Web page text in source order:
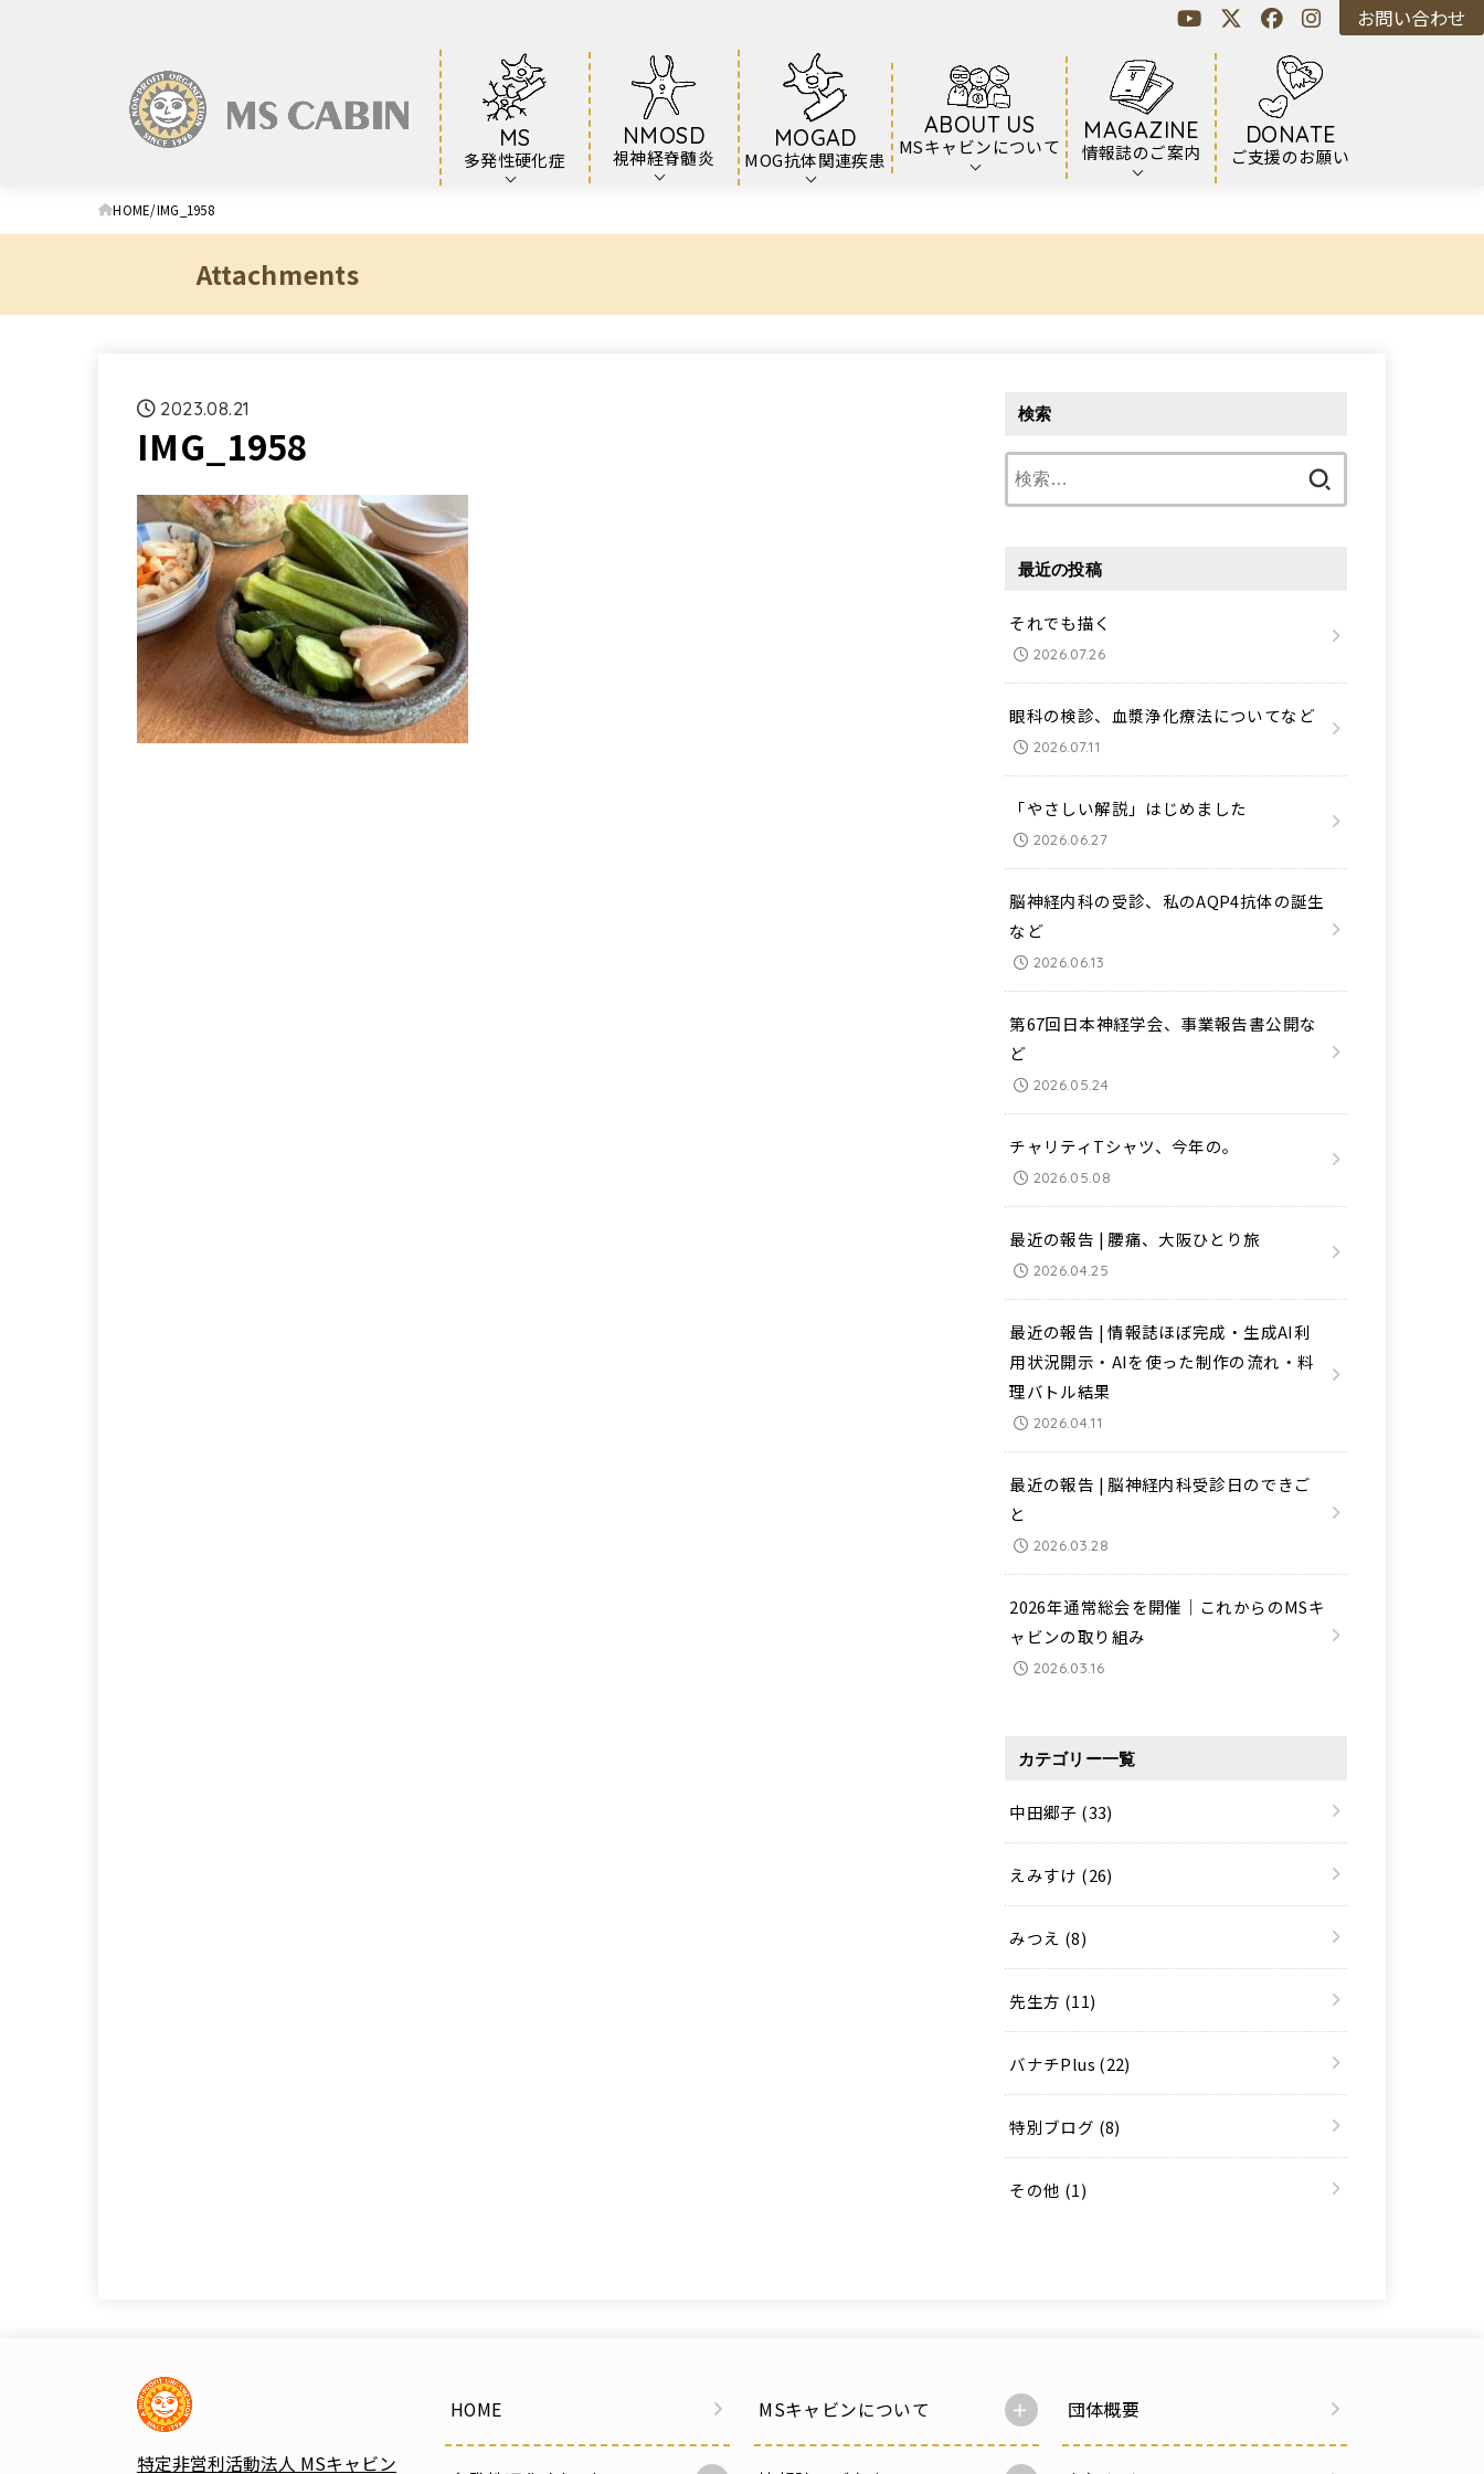
MS
多発性硬化症
NMOSD
視神経脊髄炎
MOGAD
MOG抗体関連疾患
ABOUT US
MSキャビンについて
MAGAZINE
情報誌のご案内
DONATE
ご支援のお願い
お問い合わせ
HOME IMG_1958
Attachments
2023.08.21
IMG_1958
検索
最近の投稿
それでも描く
2026.07.26
眼科の検診、血漿浄化療法についてなど
2026.07.11
「やさしい解説」はじめました
2026.06.27
脳神経内科の受診、私のAQP4抗体の誕生
など
2026.06.13
第67回日本神経学会、事業報告書公開な
ど
2026.05.24
チャリティTシャツ、今年の。
2026.05.08
最近の報告 | 腰痛、大阪ひとり旅
2026.04.25
最近の報告 | 情報誌ほぼ完成・生成AI利
用状況開示・AIを使った制作の流れ・料
理バトル結果
2026.04.11
最近の報告 | 脳神経内科受診日のできご
と
2026.03.28
2026年通常総会を開催｜これからのMSキ
ャビンの取り組み
2026.03.16
カテゴリー一覧
中田郷子 (33)
えみすけ (26)
みつえ (8)
先生方 (11)
バナチPlus (22)
特別ブログ (8)
その他 (1)
特定非営利活動法人 MSキャビン
HOME MSキャビンについて 団体概要